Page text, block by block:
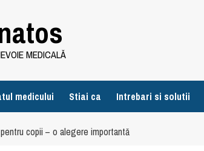
MEDICALĂ
medicului Stiai ca Intrebari si solutii
copii – o alegere importantă